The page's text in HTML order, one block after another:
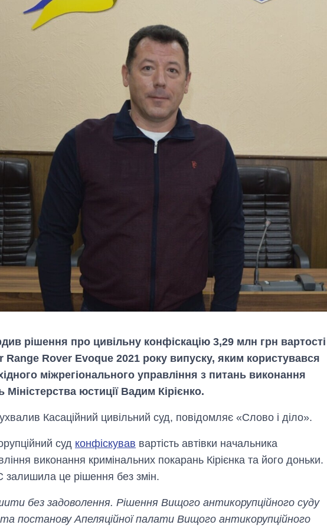
рішення про цивільну конфіскацію 3,29 млн грн вартості
Rover Evoque 2021 року випуску, яким користувався
міжрегіонального управління з питань виконання
юстиції Вадим Кірієнко.
Касаційний цивільний суд, повідомляє «Слово і діло».
суд конфіскував вартість автівки начальника
виконання кримінальних покарань Кірієнка та його доньки.
це рішення без змін.
без задоволення. Рішення Вищого антикорупційного суду
постанову Апеляційної палати Вищого антикорупційного
Як змінився
оборони за 13
років війни з
росією